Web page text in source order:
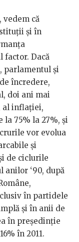
, vedem că
și în
factor. Dacă
parlamentul și
încredere,
doi ani mai
al inflației,
75% la 27%, și
vor evolua
și
de ciclurile
anilor ‘90, după
în partidele
și în anii de
în președinție
în 2011.